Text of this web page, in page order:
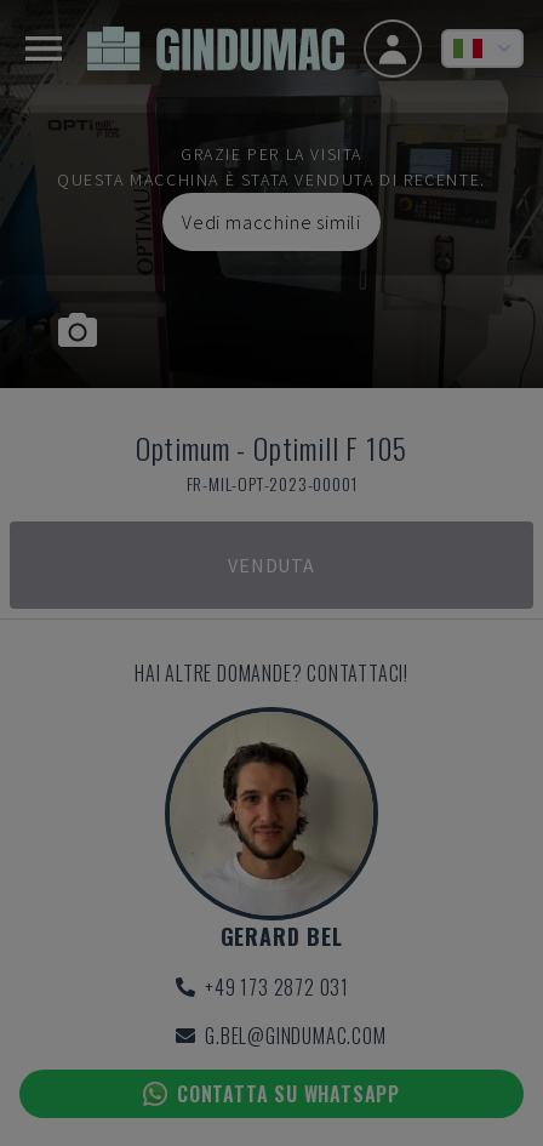
GRAZIE PER LA VISITA
QUESTA MACCHINA È STATA VENDUTA DI RECENTE.
Vedi macchine simili
Optimum- Optimill F 105
FR-MIL-OPT-2023-00001
VENDUTA
HAI ALTRE DOMANDE? CONTATTACI!
GERARD BEL
+49 173 2872 031
G.BEL@GINDUMAC.COM
CONTATTA SU WHATSAPP